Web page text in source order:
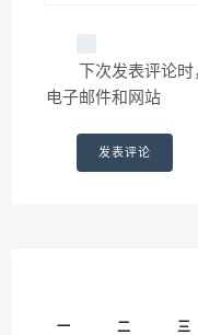
下次发表评论
电子邮件和网站
一 二 三